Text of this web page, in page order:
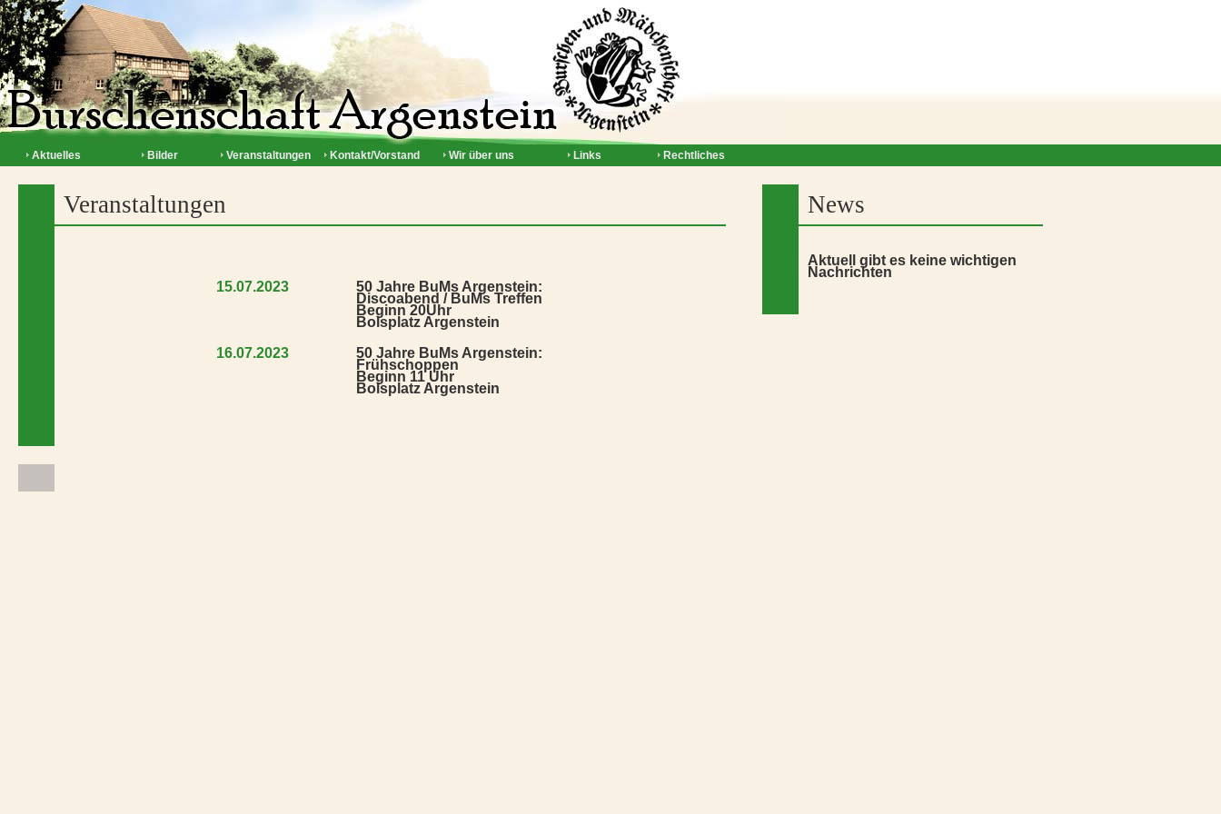
Aktuelles Bilder Veranstaltungen Kontakt/Vorstand Wir über uns Links Rechtliches
Veranstaltungen
15.07.2023 50 Jahre BuMs Argenstein:
Discoabend / BuMs Treffen
Beginn 20Uhr
Bolsplatz Argenstein
16.07.2023
50 Jahre BuMs Argenstein:
Frühschoppen
Beginn 11 Uhr
Bolsplatz Argenstein
News
Aktuell gibt es keine wichtigen
Nachrichten